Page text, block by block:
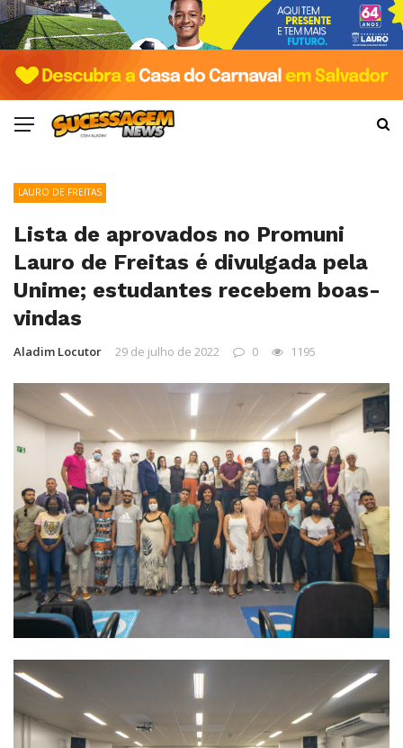
LAURO DE FREITAS
Lista de aprovados no Promuni
Lauro de Freitas é divulgada pela
Unime; estudantes recebem boas-
vindas
Aladim Locutor 29 de julho de 2022 0 1195